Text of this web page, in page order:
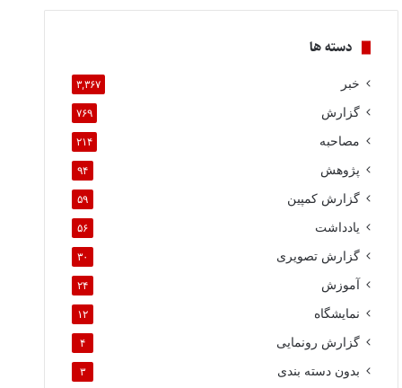
دسته ها
خبر ۳,۳۶۷
گزارش ۷۶۹
مصاحبه ۲۱۴
پژوهش ۹۴
گزارش کمپین ۵۹
یادداشت ۵۶
گزارش تصویری ۳۰
آموزش ۲۴
نمایشگاه ۱۲
گزارش رونمایی ۴
بدون دسته بندی ۳